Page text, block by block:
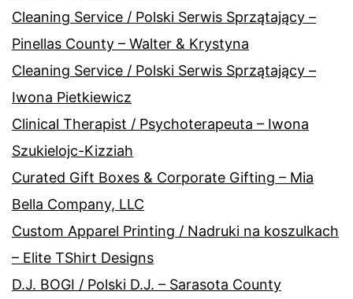
Cleaning Service / Polski Serwis Sprzątający –
Pinellas County – Walter & Krystyna
Cleaning Service / Polski Serwis Sprzątający –
Iwona Pietkiewicz
Clinical Therapist / Psychoterapeuta – Iwona
Szukielojc-Kizziah
Curated Gift Boxes & Corporate Gifting – Mia
Bella Company, LLC
Custom Apparel Printing / Nadruki na koszulkach
– Elite TShirt Designs
D.J. BOGI / Polski D.J. – Sarasota County